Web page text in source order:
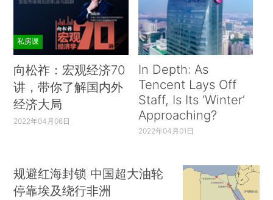
私房课
向松祚：宏观经济70
讲，带你了解国内外
经济大局
2022年04月06日
In Depth: As
Tencent Lays Off
Staff, Is Its ‘Winter’
Approaching?
2022年04月01日
规避红海封锁 中国超大油轮
停靠埃及绕行非洲